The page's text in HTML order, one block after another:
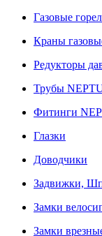
Газовые
Краны
Редукторы
Трубы
Фитинги
Глазки
Доводчики
Задвижки,
Замки
Замки